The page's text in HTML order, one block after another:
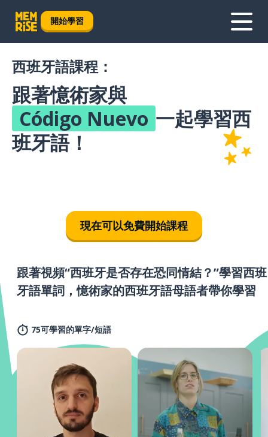
開始學習
西班牙語課程：
跟著憶術家與
Código Nuevo 一起學習西
班牙語！
現在可以免費開始課程
跟著視頻“西班牙是否存在恐同情結？”學習西班
牙語單詞，憶術家的西班牙語母語者帶你學習
75可學習的單字/短語